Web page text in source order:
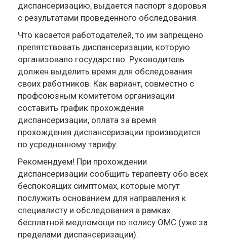
диспансеризацию, выдается паспорт здоровья
с результатами проведенного обследования.
Что касается работодателей, то им запрещено
препятствовать диспансеризации, которую
организовало государство. Руководитель
должен выделить время для обследования
своих работников. Как вариант, совместно с
профсоюзным комитетом организации
составить график прохождения
диспансеризации, оплата за время
прохождения диспансеризации производится
по усредненному тарифу.
Рекомендуем! При прохождении
диспансеризации сообщить терапевту обо всех
беспокоящих симптомах, которые могут
послужить основанием для направления к
специалисту и обследования в рамках
бесплатной медпомощи по полису ОМС (уже за
пределами диспансеризации).